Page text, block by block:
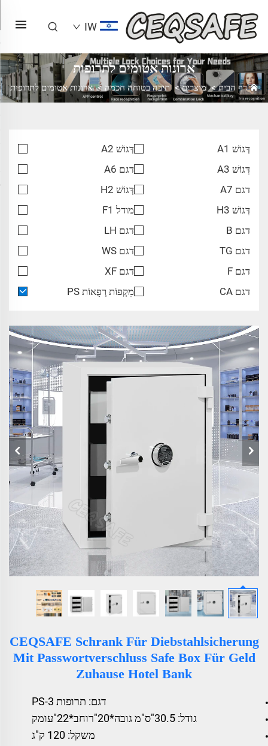
IW
ארונות אטומים לתרופות
דף הבית>מוצרים>תיבה בטוחה חכמה >ארונות אטומים לתרופות
דְּגוֹשׁ A1
דְּגוֹשׁ A2
דְּגוֹשׁ A3
דגם A6
דגם A7
דְּגוֹשׁ H2
דְּגוֹשׁ H3
מודל F1
דגם B
דגם LH
דגם TG
דגם WS
דגם F
דגם XF
דגם CA
מִקְפוֹת רְפֻאוֹת PS
CEQSAFE Schrank Für Diebstahlsicherung
Mit Passwortverschluss Safe Box Für Geld
Zuhause Hotel Bank
דגם: תרופות PS-3
גודל: 30.5"ס"מ גובה*20"רוחב*22"עומק
משקל: 120 ק"ג